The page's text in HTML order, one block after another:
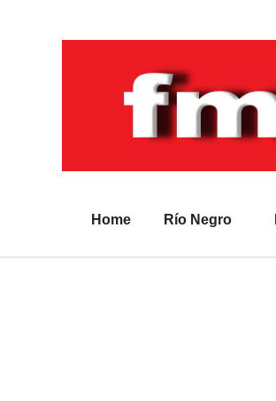
Home Río Negro